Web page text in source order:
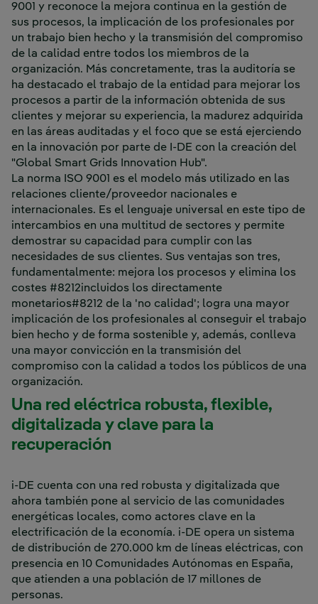
9001 y reconoce la mejora continua en la gestión de
sus procesos, la implicación de los profesionales por
un trabajo bien hecho y la transmisión del compromiso
de la calidad entre todos los miembros de la
organización. Más concretamente, tras la auditoría se
ha destacado el trabajo de la entidad para mejorar los
procesos a partir de la información obtenida de sus
clientes y mejorar su experiencia, la madurez adquirida
en las áreas auditadas y el foco que se está ejerciendo
en la innovación por parte de I-DE con la creación del
"Global Smart Grids Innovation Hub".
La norma ISO 9001 es el modelo más utilizado en las
relaciones cliente/proveedor nacionales e
internacionales. Es el lenguaje universal en este tipo de
intercambios en una multitud de sectores y permite
demostrar su capacidad para cumplir con las
necesidades de sus clientes. Sus ventajas son tres,
fundamentalmente: mejora los procesos y elimina los
costes #8212incluidos los directamente
monetarios#8212 de la 'no calidad'; logra una mayor
implicación de los profesionales al conseguir el trabajo
bien hecho y de forma sostenible y, además, conlleva
una mayor convicción en la transmisión del
compromiso con la calidad a todos los públicos de una
organización.
Una red eléctrica robusta, flexible,
digitalizada y clave para la
recuperación
i-DE cuenta con una red robusta y digitalizada que
ahora también pone al servicio de las comunidades
energéticas locales, como actores clave en la
electrificación de la economía. i-DE opera un sistema
de distribución de 270.000 km de líneas eléctricas, con
presencia en 10 Comunidades Autónomas en España,
que atienden a una población de 17 millones de
personas.